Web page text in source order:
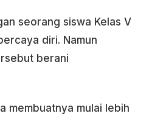
seorang siswa Kelas V
diri. Namun
berani
membuatnya mulai lebih